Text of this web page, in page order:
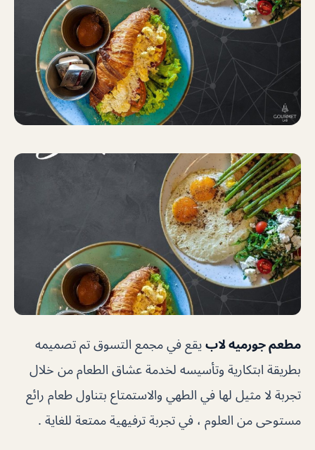
مطعم جورميه لاب يقع في مجمع التسوق تم تصميمه
بطريقة ابتكارية وتأسيسه لخدمة عشاق الطعام من خلال
تجربة لا مثيل لها في الطهي والاستمتاع بتناول طعام رائع
مستوحى من العلوم ، في تجربة ترفيهية ممتعة للغاية .